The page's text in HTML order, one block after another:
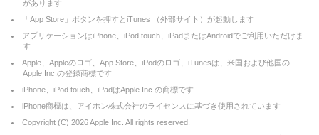
があります
「App Store」ボタンを押すとiTunes （外部サイト）が起動します
アプリケーションはiPhone、iPod touch、iPadまたはAndroidでご利用いただけま
す
Apple、Appleのロゴ、App Store、iPodのロゴ、iTunesは、米国および他国の
Apple Inc.の登録商標です
iPhone、iPod touch、iPadはApple Inc.の商標です
iPhone商標は、アイホン株式会社のライセンスに基づき使用されています
Copyright (C) 2026Apple Inc. All rights reserved.